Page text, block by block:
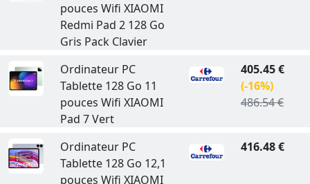
pouces Wifi XIAOMI
Redmi Pad 2 128 Go
Gris Pack Clavier
Ordinateur PC
Tablette 128 Go 11
pouces Wifi XIAOMI
Pad 7 Vert
405.45 €
(-16%)
486.54 €
Ordinateur PC
Tablette 128 Go 12,1
pouces Wifi XIAOMI
416.48 €